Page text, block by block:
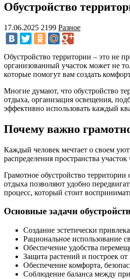
Обустройство
17.06.2025 2199 Разное
Обустройство территории – это не
организованный участок может не
которые помогут вам создать
Многие думают, что обустройство
отдыха, организация освещения,
эффективно использовать каждый
Почему важно
Каждый человек мечтает о своем
распределения пространства
Грамотное обустройство
отдыха позволяют удобно
процесс, который стоит
Основные задачи
Создание эстетически
Рациональное использование
Обеспечение удобства
Защита растений и построек
Обеспечение комфорта,
Соблюдение баланса между